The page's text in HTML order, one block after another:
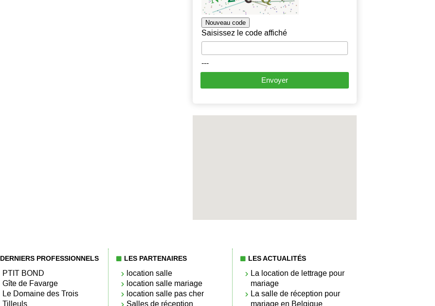
Nouveau code
Saisissez le code affiché
---
Envoyer
DERNIERS PROFESSIONNELS
PTIT BOND
Gîte de Favarge
Le Domaine des Trois
Tilleuls
LES PARTENAIRES
location salle
location salle mariage
location salle pas cher
Salles de réception
LES ACTUALITÉS
La location de lettrage pour
mariage
La salle de réception pour
mariage en Belgique